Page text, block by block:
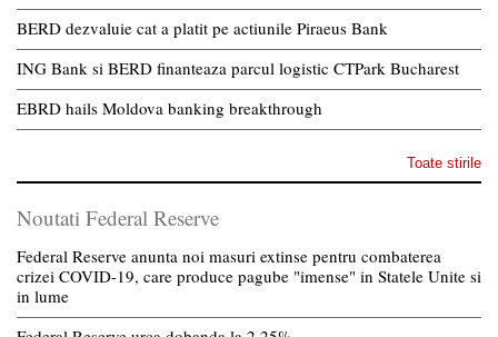
BERD dezvaluie cat a platit pe actiunile Piraeus Bank
ING Bank si BERD finanteaza parcul logistic CTPark Bucharest
EBRD hails Moldova banking breakthrough
Toate stirile
Noutati Federal Reserve
Federal Reserve anunta noi masuri extinse pentru combaterea
crizei COVID-19, care produce pagube "imense" in Statele Unite si
in lume